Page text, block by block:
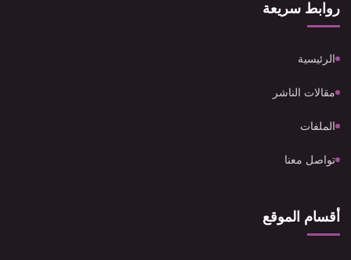
روابط سريعة
الرئيسية
مقالات الناشر
الملفات
تواصل معنا
أقسام الموقع